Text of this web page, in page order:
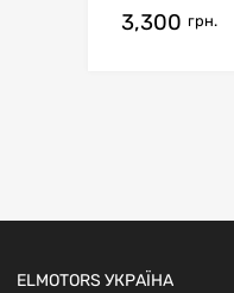
3,300 грн.
ELMOTORS УКРАЇНА